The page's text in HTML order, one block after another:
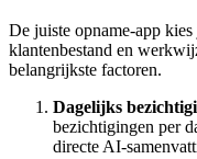
De juiste opname-app
klantenbestand en
belangrijkste factoren.
Dagelijks
bezichtigingen per
directe AI-